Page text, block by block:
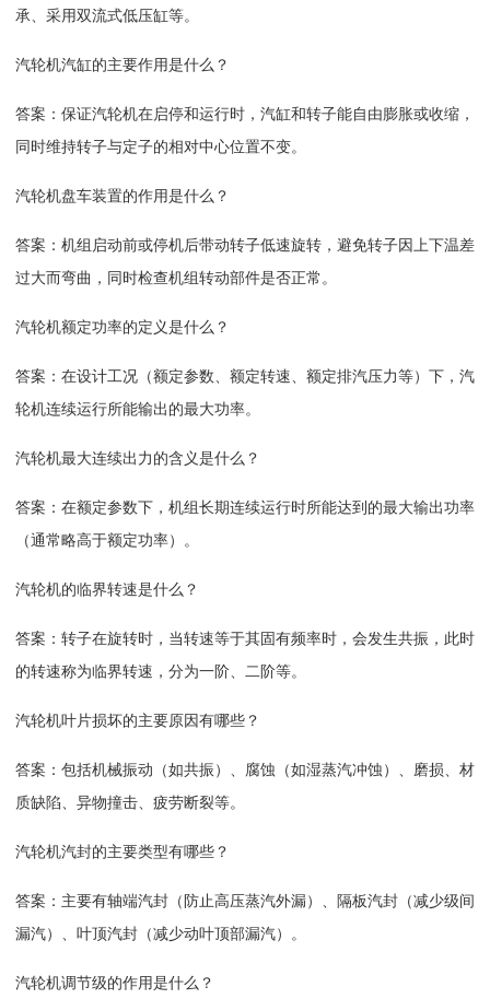
承、采用双流式低压缸等。
汽轮机汽缸的主要作用是什么？
答案：保证汽轮机在启停和运行时，汽缸和转子能自由膨胀或收缩，
同时维持转子与定子的相对中心位置不变。
汽轮机盘车装置的作用是什么？
答案：机组启动前或停机后带动转子低速旋转，避免转子因上下温差
过大而弯曲，同时检查机组转动部件是否正常。
汽轮机额定功率的定义是什么？
答案：在设计工况（额定参数、额定转速、额定排汽压力等）下，汽
轮机连续运行所能输出的最大功率。
汽轮机最大连续出力的含义是什么？
答案：在额定参数下，机组长期连续运行时所能达到的最大输出功率
（通常略高于额定功率）。
汽轮机的临界转速是什么？
答案：转子在旋转时，当转速等于其固有频率时，会发生共振，此时
的转速称为临界转速，分为一阶、二阶等。
汽轮机叶片损坏的主要原因有哪些？
答案：包括机械振动（如共振）、腐蚀（如湿蒸汽冲蚀）、磨损、材
质缺陷、异物撞击、疲劳断裂等。
汽轮机汽封的主要类型有哪些？
答案：主要有轴端汽封（防止高压蒸汽外漏）、隔板汽封（减少级间
漏汽）、叶顶汽封（减少动叶顶部漏汽）。
汽轮机调节级的作用是什么？